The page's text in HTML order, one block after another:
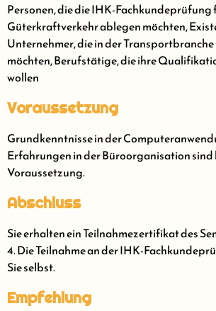
Personen, die die IHK-Fachkundeprüfung
Güterkraftverkehr ablegen möchten,
Unternehmer, die in der
möchten, Berufstätige, die ihre
wollen
Voraussetzung
Grundkenntnisse in der
Erfahrungen in der Büroorganisation sind
Voraussetzung.
Abschluss
Sie erhalten ein Teilnahmezertifikat des
4. Die Teilnahme an der IHK-
Sie selbst.
Empfehlung